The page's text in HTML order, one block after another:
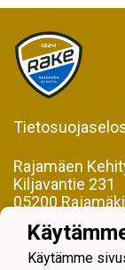
Rajamäen
Kiljavantie 231
05200 Rajamäki
Y-tunnus
Käytämme